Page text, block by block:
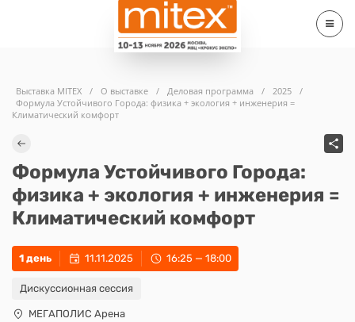
Выставка MITEX / О выставке / Деловая программа / 2025
/
Формула Устойчивого Города: физика + экология + инженерия =
Климатический комфорт
Формула Устойчивого Города:
физика + экология + инженерия =
Климатический комфорт
1 день 11.11.2025 16:25 — 18:00
Дискуссионная сессия
МЕГАПОЛИС Арена